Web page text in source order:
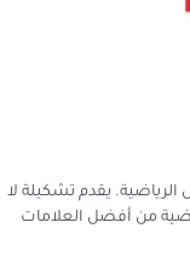
الرياضية. يقدم تشكيلة لا
من أفضل العلامات